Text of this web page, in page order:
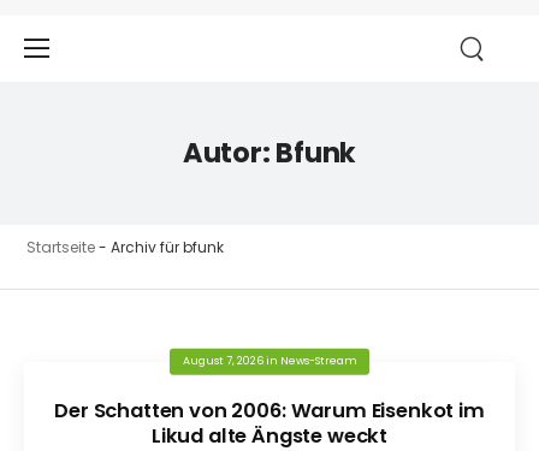
Autor:Bfunk
Startseite- Archiv für bfunk
August 7, 2026in News-Stream
Der Schatten von 2006: Warum Eisenkot im
Likud alte Ängste weckt